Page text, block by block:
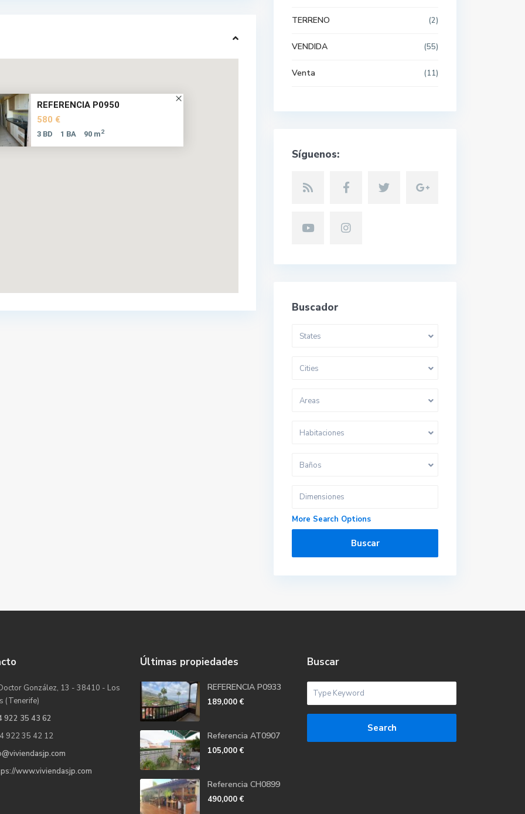
REFERENCIA P0950
580 €
3 BD 1 BA 90 m2
TERRENO (2)
VENDIDA (55)
Venta (11)
Síguenos:
Buscador
States
Cities
Areas
Habitaciones
Baños
More Search Options
Buscar
González, 13 - 38410 - Los
(Tenerife)
922 35 43 62
922 35 42 12
www.viviendasjp.com
Últimas propiedades
REFERENCIA P0933
189,000 €
Referencia AT0907
105,000 €
Referencia CH0899
490,000 €
Buscar
Search